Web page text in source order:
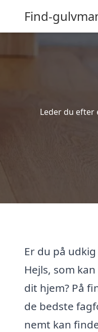
Find-
Leder du efter
Er du på
Hejls, som
dit hjem? På
de bedste
nemt kan